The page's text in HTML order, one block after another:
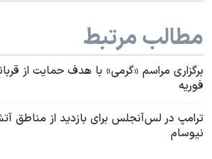
مطالب مرتبط
برگزاری مراسم «گرمی» با هدف حمایت از
فوریه
ترامپ در لس‌آنجلس برای بازدید از مناطق
نیوسام